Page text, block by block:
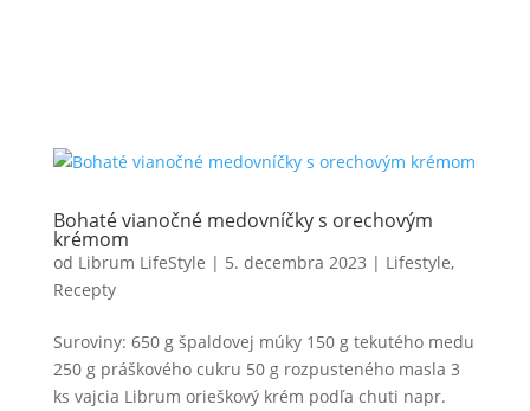
Bohaté vianočné medovníčky s orechovým
krémom
od Librum LifeStyle | 5. decembra 2023 | Lifestyle,
Recepty
Suroviny: 650 g špaldovej múky 150 g tekutého medu
250 g práškového cukru 50 g rozpusteného masla 3
ks vajcia Librum orieškový krém podľa chuti napr.